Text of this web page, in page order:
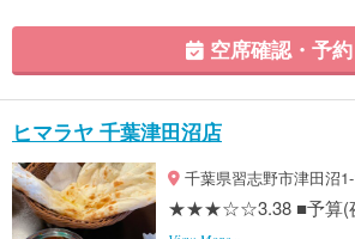
空席確認・予約
ヒマラヤ 千葉津田沼店
千葉県習志野市津田沼
★★★☆☆3.38 ■予算(夜